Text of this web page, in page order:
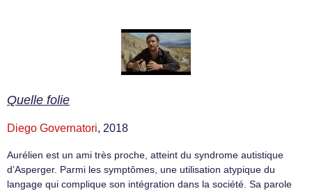
Quelle folie
Diego Governatori, 2018
Aurélien est un ami très proche, atteint du syndrome autistique
d’Asperger. Parmi les symptômes, une utilisation atypique du
langage qui complique son intégration dans la société. Sa parole